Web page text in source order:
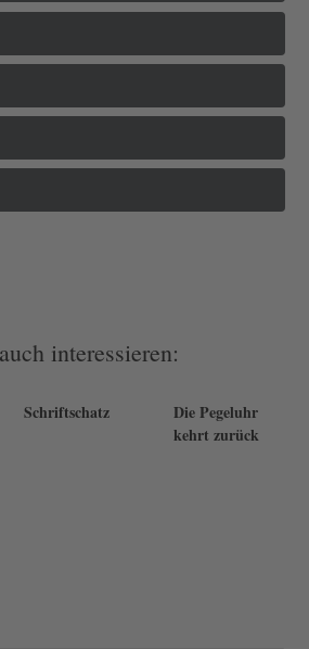
interessieren:
Schriftschatz
Die Pegeluhr
kehrt zurück